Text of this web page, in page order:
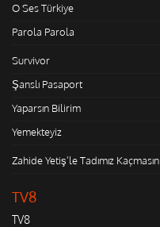
O Ses Türkiye
Parola Parola
Survivor
Şanslı Pasaport
Yaparsın Bilirim
Yemekteyiz
Zahide Yetiş'le Tadımız Kaçmasın
TV8
TV8